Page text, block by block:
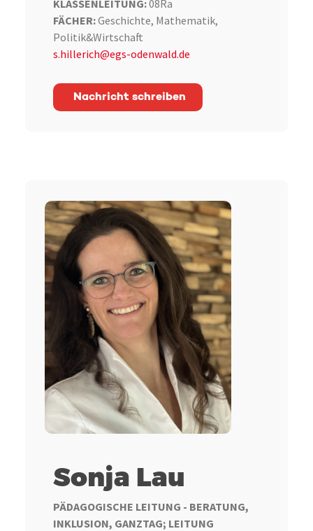
KLASSENLEITUNG:08Ra
FÄCHER:Geschichte, Mathematik,
Politik&Wirtschaft
s.hillerich@egs-odenwald.de
Nachricht schreiben
Sonja Lau
PÄDAGOGISCHE LEITUNG - BERATUNG,
INKLUSION, GANZTAG; LEITUNG